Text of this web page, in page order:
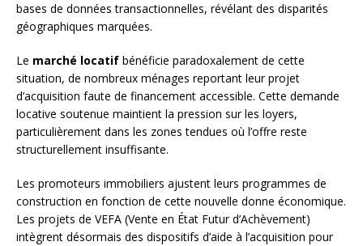
bases de données transactionnelles, révélant des disparités
géographiques marquées.
Le marché locatif bénéficie paradoxalement de cette
situation, de nombreux ménages reportant leur projet
d’acquisition faute de financement accessible. Cette demande
locative soutenue maintient la pression sur les loyers,
particulièrement dans les zones tendues où l’offre reste
structurellement insuffisante.
Les promoteurs immobiliers ajustent leurs programmes de
construction en fonction de cette nouvelle donne économique.
Les projets de VEFA (Vente en État Futur d’Achèvement)
intègrent désormais des dispositifs d’aide à l’acquisition pour